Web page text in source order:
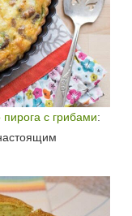
пирога с грибами: